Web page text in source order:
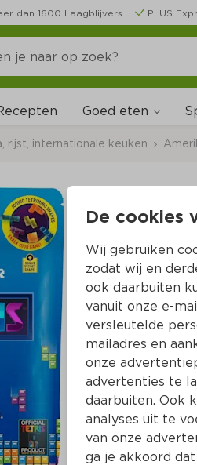
dan 1600 Laagblijvers PLUS
Goed eten
rijst, internationale keuken
De cookies
Wij gebruiken
zodat wij en
ook daarbuiten
vanuit onze e-
versleutelde
mailadres en
onze
advertenties te
daarbuiten. Ook
analyses uit te
van onze
ga je akkoord